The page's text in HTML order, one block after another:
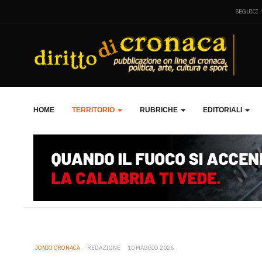
SEGUICI
HOME TERRITORIO RUBRICHE EDITORIALI
JONIO CRONACA REDAZIONE 10 MAGGIO 2026